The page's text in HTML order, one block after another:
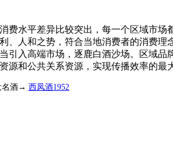
水平差异比较突出，每一个区域市场
、人和之势，符合当地消费者的消费
引入高端市场，逐鹿白酒沙场。区域
源和公共关系资源，实现传播效率的最
名酒→ 西凤酒1952